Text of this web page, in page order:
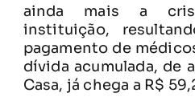
ainda mais a
instituição,
pagamento de
dívida acumulada, de
Casa, já chega a R$